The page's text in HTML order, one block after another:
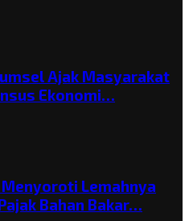
Ajak Masyarakat
Ekonomi…
Menyoroti Lemahnya
Bahan Bakar…